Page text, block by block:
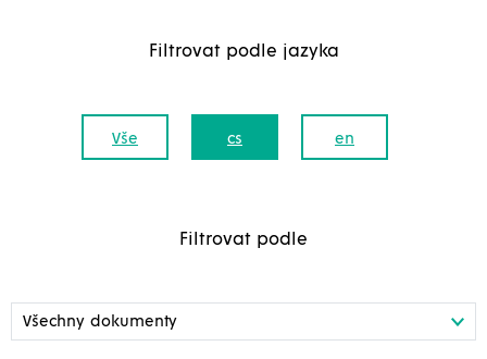
Filtrovat podle jazyka
Vše cs en
Filtrovat podle